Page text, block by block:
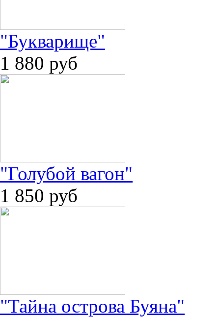
"Букварище"
1 880 руб
"Голубой вагон"
1 850 руб
"Тайна острова Буяна"